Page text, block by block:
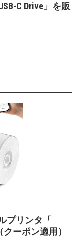
C Drive」を販
プリンタ「
クーポン適用）